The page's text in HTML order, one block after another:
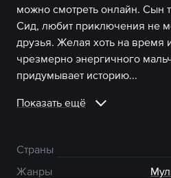
можно смотреть онлайн. Сын
Сид, любит приключения не
друзья. Желая хоть на время
чрезмерно энергичного
придумывает историю...
Показать ещё
Страны
Жанры